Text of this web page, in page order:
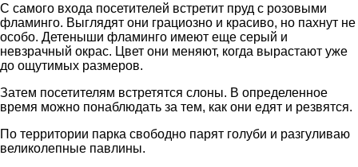
С самого входа посетителей встретит пруд с розовыми
фламинго. Выглядят они грациозно и красиво, но пахнут не
особо. Детеныши фламинго имеют еще серый и
невзрачный окрас. Цвет они меняют, когда вырастают уже
до ощутимых размеров.
Затем посетителям встретятся слоны. В определенное
время можно понаблюдать за тем, как они едят и резвятся.
По территории парка свободно парят голуби и разгуливаю
великолепные павлины.